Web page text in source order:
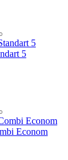
5
Econom